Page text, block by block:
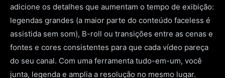
adicione os detalhes que aumentam o tempo de exibição:
legendas grandes (a maior parte do conteúdo faceless é
assistida sem som), B-roll ou transições entre as cenas e
fontes e cores consistentes para que cada vídeo pareça
do seu canal. Com uma ferramenta tudo-em-um, você
junta, legenda e amplia a resolução no mesmo lugar.